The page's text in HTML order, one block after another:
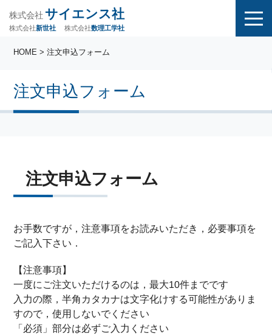
株式会社 サイエンス社
株式会社新世社 株式会社数理工学社
注文申込フォーム
HOME > 注文申込フォーム
注文申込フォーム
お手数ですが，注意事項をお読みいただき，必要事項を
ご記入下さい．
【注意事項】
一度にご注文いただけるのは，最大10件までです
入力の際，半角カタカナは文字化けする可能性がありま
すので，使用しないでください
「必須」部分は必ずご入力ください